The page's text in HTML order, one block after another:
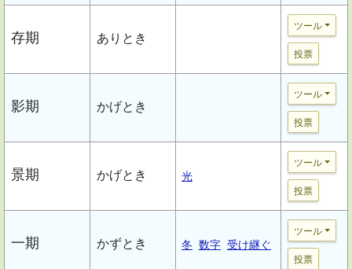
存期 ありとき
ツール
投票
影期 かげとき
ツール
投票
景期 かげとき 光
ツール
投票
一期 かずとき 冬 数字 受け継ぐ
ツール
投票